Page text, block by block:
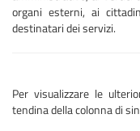
organi esterni, ai
destinatari dei servizi.
Per visualizzare le
tendina della colonna di